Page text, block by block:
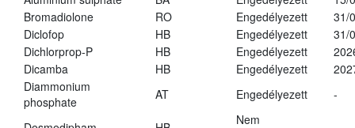
Bromadiolone
RO Engedélyezett
31/
Diclofop
HB Engedélyezett
31/
Dichlorprop-P
HB Engedélyezett
Dicamba
HB Engedélyezett
Diammonium
phosphate
AT Engedélyezett -
Nem